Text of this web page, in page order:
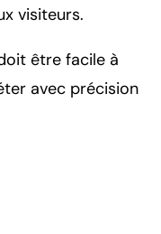
visiteurs.
être facile à
avec précision